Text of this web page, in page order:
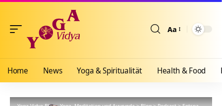
Aa
Home News Yoga & Spiritualität Health & Food